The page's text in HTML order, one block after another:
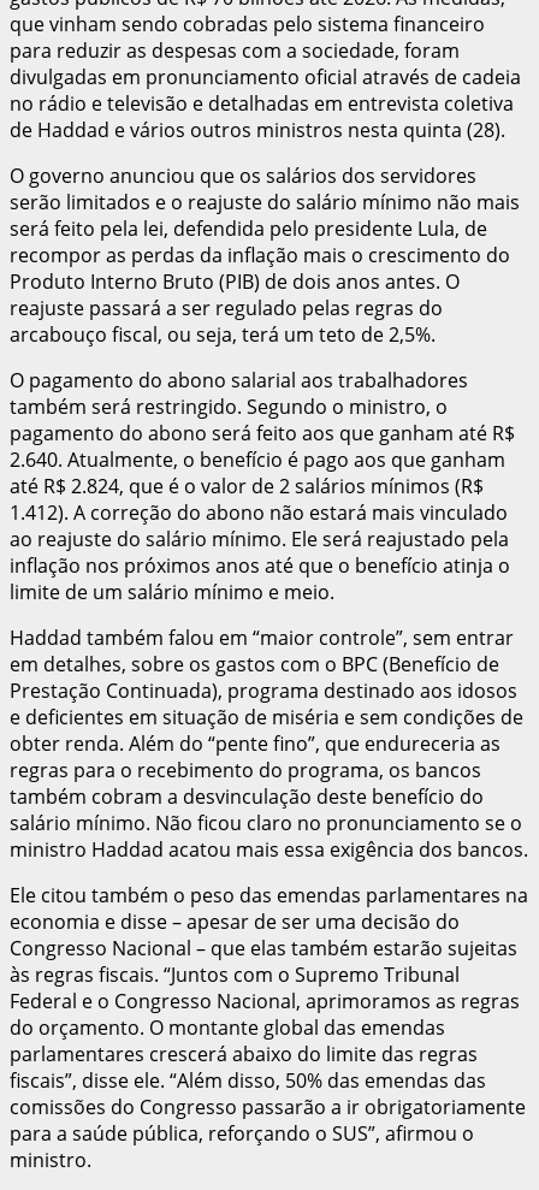
que vinham sendo cobradas pelo sistema financeiro
para reduzir as despesas com a sociedade, foram
divulgadas em pronunciamento oficial através de cadeia
no rádio e televisão e detalhadas em entrevista coletiva
de Haddad e vários outros ministros nesta quinta (28).
O governo anunciou que os salários dos servidores
serão limitados e o reajuste do salário mínimo não mais
será feito pela lei, defendida pelo presidente Lula, de
recompor as perdas da inflação mais o crescimento do
Produto Interno Bruto (PIB) de dois anos antes. O
reajuste passará a ser regulado pelas regras do
arcabouço fiscal, ou seja, terá um teto de 2,5%.
O pagamento do abono salarial aos trabalhadores
também será restringido. Segundo o ministro, o
pagamento do abono será feito aos que ganham até R$
2.640. Atualmente, o benefício é pago aos que ganham
até R$ 2.824, que é o valor de 2 salários mínimos (R$
1.412). A correção do abono não estará mais vinculado
ao reajuste do salário mínimo. Ele será reajustado pela
inflação nos próximos anos até que o benefício atinja o
limite de um salário mínimo e meio.
Haddad também falou em “maior controle”, sem entrar
em detalhes, sobre os gastos com o BPC (Benefício de
Prestação Continuada), programa destinado aos idosos
e deficientes em situação de miséria e sem condições de
obter renda. Além do “pente fino”, que endureceria as
regras para o recebimento do programa, os bancos
também cobram a desvinculação deste benefício do
salário mínimo. Não ficou claro no pronunciamento se o
ministro Haddad acatou mais essa exigência dos bancos.
Ele citou também o peso das emendas parlamentares na
economia e disse – apesar de ser uma decisão do
Congresso Nacional – que elas também estarão sujeitas
às regras fiscais. “Juntos com o Supremo Tribunal
Federal e o Congresso Nacional, aprimoramos as regras
do orçamento. O montante global das emendas
parlamentares crescerá abaixo do limite das regras
fiscais”, disse ele. “Além disso, 50% das emendas das
comissões do Congresso passarão a ir obrigatoriamente
para a saúde pública, reforçando o SUS”, afirmou o
ministro.